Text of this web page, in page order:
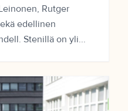
Rutger
edellinen
Stenillä on yli...